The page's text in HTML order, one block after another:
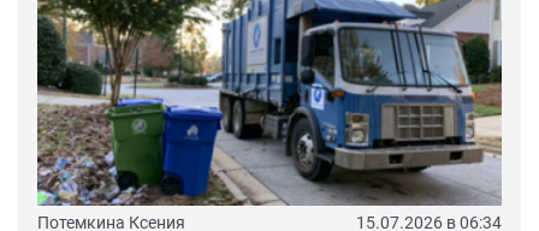
Потемкина Ксения 15.07.2026 в 06:34